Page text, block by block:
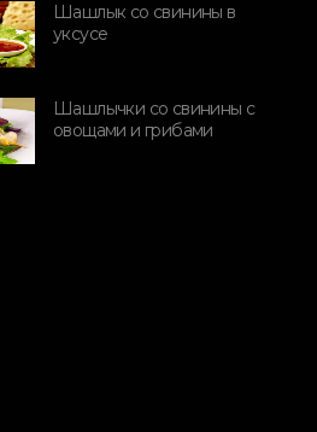
Шашлык со свинины в
уксусе
Шашлычки со свинины с
овощами и грибами
ПОРОДЫ СВИНЕЙ
и